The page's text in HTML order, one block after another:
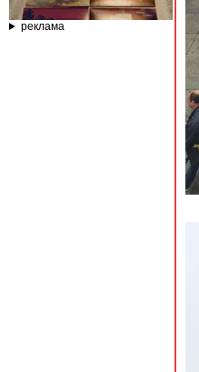
реклама